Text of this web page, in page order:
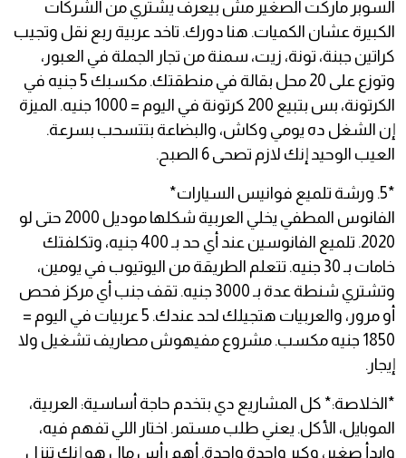
السوبر ماركت الصغير مش بيعرف يشتري من الشركات
الكبيرة عشان الكميات. هنا دورك. تاخد عربية ربع نقل وتجيب
كراتين جبنة، تونة، زيت، سمنة من تجار الجملة في العبور،
وتوزع على 20 محل بقالة في منطقتك. مكسبك 5 جنيه في
الكرتونة، بس بتبيع 200 كرتونة في اليوم = 1000 جنيه. الميزة
إن الشغل ده يومي وكاش، والبضاعة بتتسحب بسرعة.
العيب الوحيد إنك لازم تصحى 6 الصبح.
*5. ورشة تلميع فوانيس السيارات*
الفانوس المطفي يخلي العربية شكلها موديل 2000 حتى لو
2020. تلميع الفانوسين عند أي حد بـ 400 جنيه، وتكلفتك
خامات بـ 30 جنيه. تتعلم الطريقة من اليوتيوب في يومين،
وتشتري شنطة عدة بـ 3000 جنيه. تقف جنب أي مركز فحص
أو مرور، والعربيات هتجيلك لحد عندك. 5 عربيات في اليوم =
1850 جنيه مكسب. مشروع مفيهوش مصاريف تشغيل ولا
إيجار.
*الخلاصة:* كل المشاريع دي بتخدم حاجة أساسية: العربية،
الموبايل، الأكل. يعني طلب مستمر. اختار اللي تفهم فيه،
وابدأ صغير، وكبر واحدة واحدة. أهم رأس مال هو إنك تنزل